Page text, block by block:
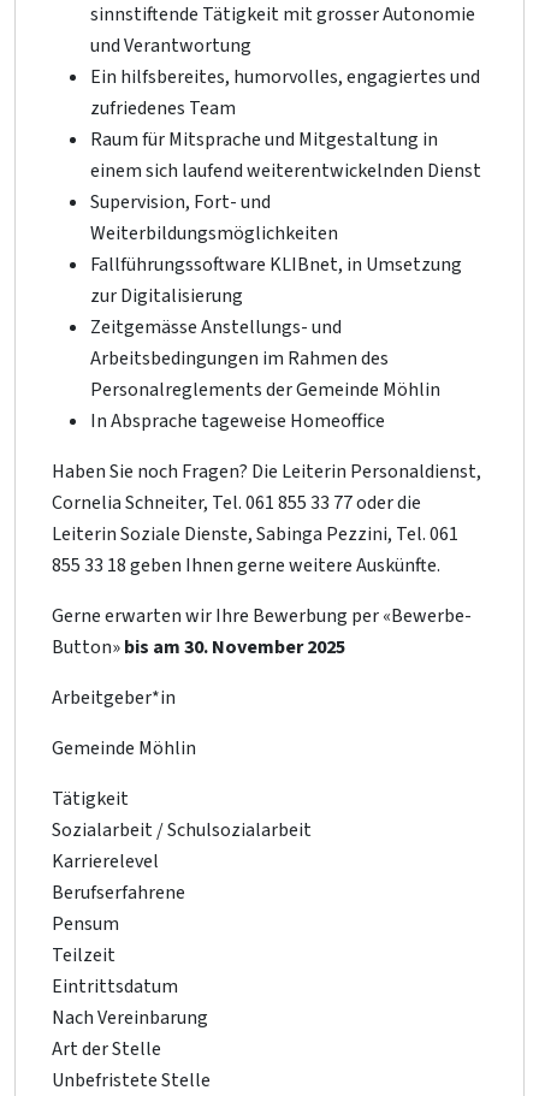
sinnstiftende Tätigkeit mit grosser Autonomie
und Verantwortung
Ein hilfsbereites, humorvolles, engagiertes und
zufriedenes Team
Raum für Mitsprache und Mitgestaltung in
einem sich laufend weiterentwickelnden Dienst
Supervision, Fort- und
Weiterbildungsmöglichkeiten
Fallführungssoftware KLIBnet, in Umsetzung
zur Digitalisierung
Zeitgemässe Anstellungs- und
Arbeitsbedingungen im Rahmen des
Personalreglements der Gemeinde Möhlin
In Absprache tageweise Homeoffice
Haben Sie noch Fragen? Die Leiterin Personaldienst,
Cornelia Schneiter, Tel. 061 855 33 77 oder die
Leiterin Soziale Dienste, Sabinga Pezzini, Tel. 061
855 33 18 geben Ihnen gerne weitere Auskünfte.
Gerne erwarten wir Ihre Bewerbung per «Bewerbe-
Button»bis am 30. November 2025
Arbeitgeber*in
Gemeinde Möhlin
Tätigkeit
Sozialarbeit / Schulsozialarbeit
Karrierelevel
Berufserfahrene
Pensum
Teilzeit
Eintrittsdatum
Nach Vereinbarung
Art der Stelle
Unbefristete Stelle